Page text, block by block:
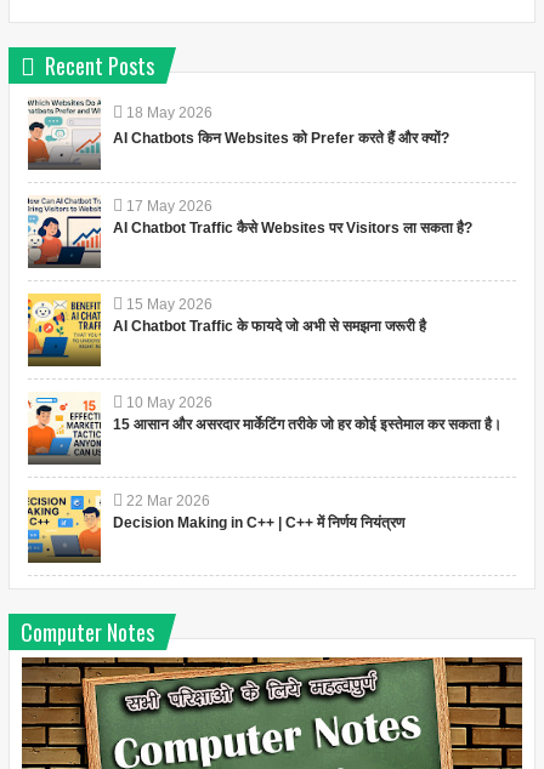
Recent Posts
18 May 2026
AI Chatbots किन Websites को Prefer करते हैं और क्यों?
17 May 2026
AI Chatbot Traffic कैसे Websites पर Visitors ला सकता है?
15 May 2026
AI Chatbot Traffic के फायदे जो अभी से समझना जरूरी है
10 May 2026
15 आसान और असरदार मार्केटिंग तरीके जो हर कोई इस्तेमाल कर सकता है।
22 Mar 2026
Decision Making in C++ | C++ में निर्णय नियंत्रण
Computer Notes